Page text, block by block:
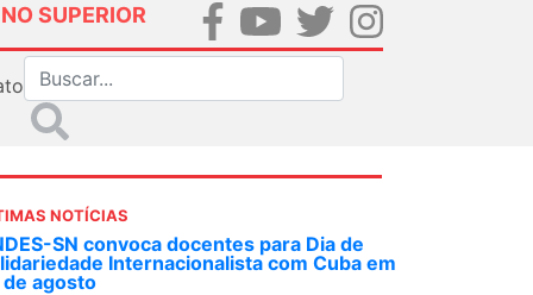
SUPERIOR
NOTÍCIAS
SN convoca docentes para Dia de
Internacionalista com Cuba em
de agosto